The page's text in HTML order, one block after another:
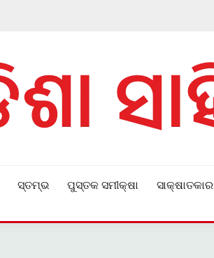
ସ୍ତମ୍ଭ ପୁସ୍ତକ ସମୀକ୍ଷା ସାକ୍ଷାତକାର